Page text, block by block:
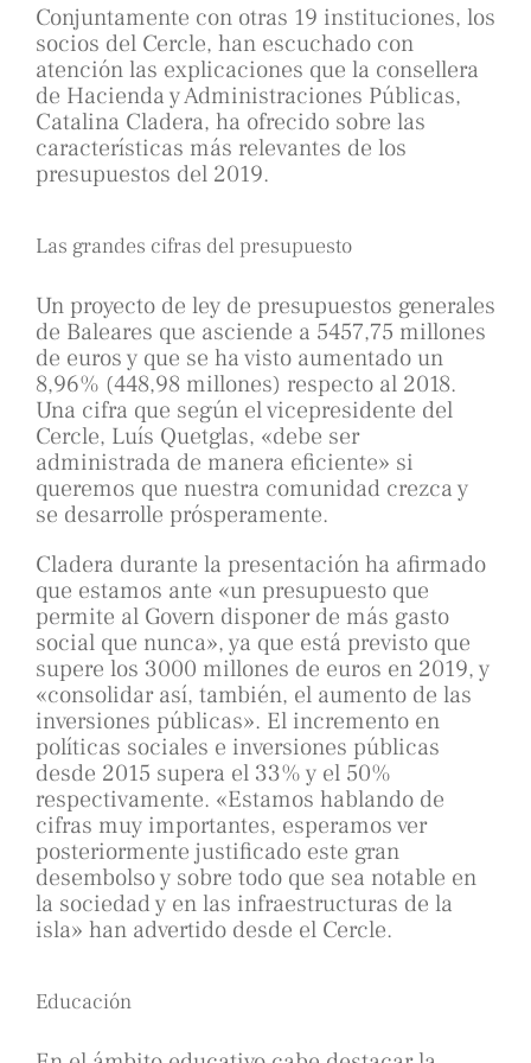
Conjuntamente con otras 19 instituciones, los
socios del Cercle, han escuchado con
atención las explicaciones que la consellera
de Hacienda y Administraciones Públicas,
Catalina Cladera, ha ofrecido sobre las
características más relevantes de los
presupuestos del 2019.
Las grandes cifras del presupuesto
Un proyecto de ley de presupuestos generales
de Baleares que asciende a 5457,75 millones
de euros y que se ha visto aumentado un
8,96% (448,98 millones) respecto al 2018.
Una cifra que según el vicepresidente del
Cercle, Luís Quetglas, «debe ser
administrada de manera eficiente» si
queremos que nuestra comunidad crezca y
se desarrolle prósperamente.
Cladera durante la presentación ha afirmado
que estamos ante «un presupuesto que
permite al Govern disponer de más gasto
social que nunca», ya que está previsto que
supere los 3000 millones de euros en 2019, y
«consolidar así, también, el aumento de las
inversiones públicas». El incremento en
políticas sociales e inversiones públicas
desde 2015 supera el 33% y el 50%
respectivamente. «Estamos hablando de
cifras muy importantes, esperamos ver
posteriormente justificado este gran
desembolso y sobre todo que sea notable en
la sociedad y en las infraestructuras de la
isla» han advertido desde el Cercle.
Educación